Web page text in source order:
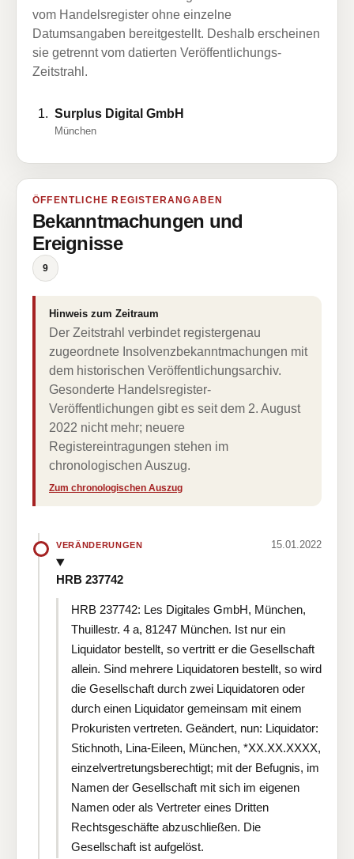
vom Handelsregister ohne einzelne
Datumsangaben bereitgestellt. Deshalb erscheinen
sie getrennt vom datierten Veröffentlichungs-
Zeitstrahl.
Surplus Digital GmbH
München
ÖFFENTLICHE REGISTERANGABEN
Bekanntmachungen und
Ereignisse
9
Hinweis zum Zeitraum
Der Zeitstrahl verbindet registergenau
zugeordnete Insolvenzbekanntmachungen mit
dem historischen Veröffentlichungsarchiv.
Gesonderte Handelsregister-
Veröffentlichungen gibt es seit dem 2. August
2022 nicht mehr; neuere
Registereintragungen stehen im
chronologischen Auszug.
Zum chronologischen Auszug
VERÄNDERUNGEN 15.01.2022
HRB 237742
HRB 237742: Les Digitales GmbH, München,
Thuillestr. 4 a, 81247 München. Ist nur ein
Liquidator bestellt, so vertritt er die Gesellschaft
allein. Sind mehrere Liquidatoren bestellt, so wird
die Gesellschaft durch zwei Liquidatoren oder
durch einen Liquidator gemeinsam mit einem
Prokuristen vertreten. Geändert, nun: Liquidator:
Stichnoth, Lina-Eileen, München, *XX.XX.XXXX,
einzelvertretungsberechtigt; mit der Befugnis, im
Namen der Gesellschaft mit sich im eigenen
Namen oder als Vertreter eines Dritten
Rechtsgeschäfte abzuschließen. Die
Gesellschaft ist aufgelöst.